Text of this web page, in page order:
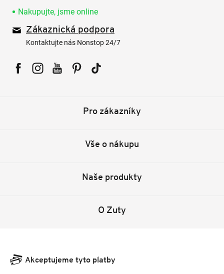
Nakupujte, jsme online
Zákaznická podpora
Kontaktujte nás Nonstop 24/7
Pro zákazníky
Vše o nákupu
Naše produkty
O Zuty
Akceptujeme tyto platby